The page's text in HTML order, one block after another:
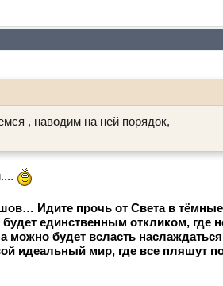
, наводим на ней порядок,
Идите прочь от Света в тёмные
единственным откликом, где
можно будет всласть наслаждаться
идеальный мир, где все пляшут